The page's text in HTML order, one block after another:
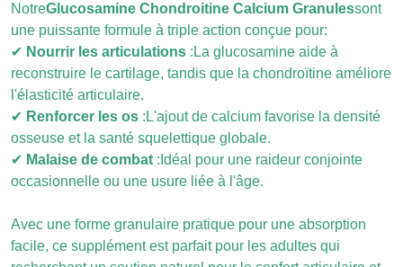
NotreGlucosamine Chondroitine Calcium Granulessont
une puissante formule à triple action conçue pour:
✔ Nourrir les articulations : La glucosamine aide à
reconstruire le cartilage, tandis que la chondroïtine améliore
l'élasticité articulaire.
✔ Renforcer les os : L'ajout de calcium favorise la densité
osseuse et la santé squelettique globale.
✔ Malaise de combat : Idéal pour une raideur conjointe
occasionnelle ou une usure liée à l'âge.
Avec une forme granulaire pratique pour une absorption
facile, ce supplément est parfait pour les adultes qui